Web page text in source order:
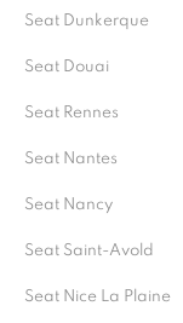
Seat Dunkerque
Seat Douai
Seat Rennes
Seat Nantes
Seat Nancy
Seat Saint-Avold
Seat Nice La Plaine